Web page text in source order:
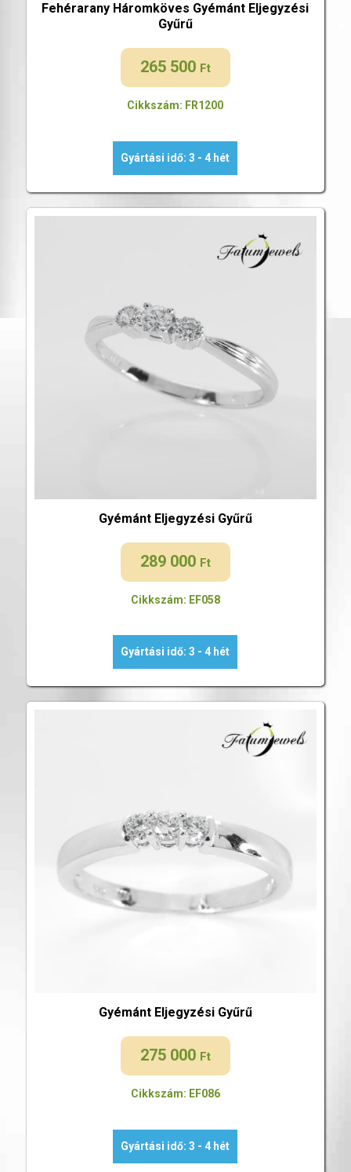
Fehérarany Háromköves Gyémánt Eljegyzési
Gyűrű
265 500 Ft
Cikkszám: FR1200
Gyártási idő: 3 - 4 hét
Gyémánt Eljegyzési Gyűrű
289 000 Ft
Cikkszám: EF058
Gyártási idő: 3 - 4 hét
Gyémánt Eljegyzési Gyűrű
275 000 Ft
Cikkszám: EF086
Gyártási idő: 3 - 4 hét